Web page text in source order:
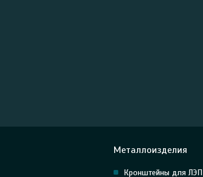
Металлоизделия
Кронштейны для ЛЭП